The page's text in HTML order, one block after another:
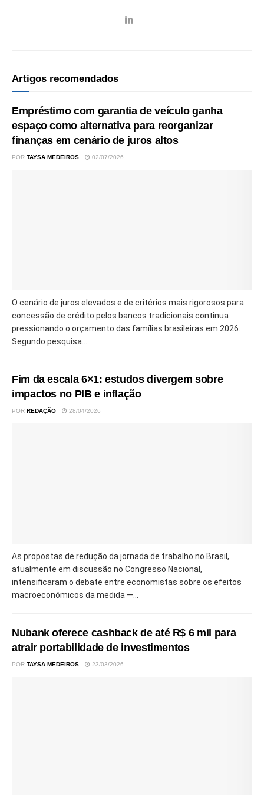
Artigos recomendados
Empréstimo com garantia de veículo ganha
espaço como alternativa para reorganizar
finanças em cenário de juros altos
POR TAYSA MEDEIROS 02/07/2026
O cenário de juros elevados e de critérios mais rigorosos para
concessão de crédito pelos bancos tradicionais continua
pressionando o orçamento das famílias brasileiras em 2026.
Segundo pesquisa...
Fim da escala 6×1: estudos divergem sobre
impactos no PIB e inflação
POR REDAÇÃO 28/04/2026
As propostas de redução da jornada de trabalho no Brasil,
atualmente em discussão no Congresso Nacional,
intensificaram o debate entre economistas sobre os efeitos
macroeconômicos da medida —...
Nubank oferece cashback de até R$ 6 mil para
atrair portabilidade de investimentos
POR TAYSA MEDEIROS 23/03/2026